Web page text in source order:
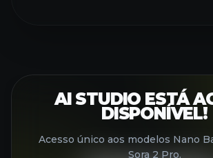
AI STUDIO ESTÁ
DISPONÍVEL!
Acesso único aos modelos Nano
Sora 2 Pro.